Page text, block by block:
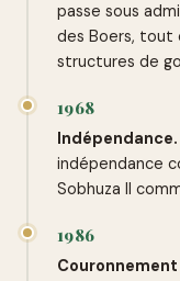
passe sous
des Boers, tout
structures de
1968
Indépendance.
indépendance
Sobhuza II
1986